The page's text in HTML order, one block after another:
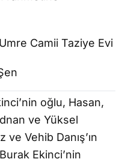
Camii Taziye Evi
oğlu, Hasan,
ve Yüksel
Vehib Danış’ın
Ekinci’nin